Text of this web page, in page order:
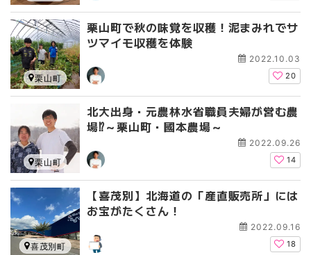
栗山町で秋の味覚を収穫！泥まみれでサ
ツマイモ収穫を体験
2022.10.03
20
栗山町
北大出身・元農林水省職員夫婦が営む農
場⁉～栗山町・國本農場～
2022.09.26
14
栗山町
【喜茂別】北海道の「産直販売所」には
お宝がたくさん！
2022.09.16
18
喜茂別町